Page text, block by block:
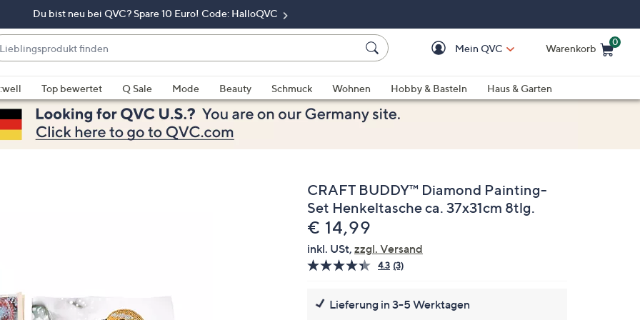
Du bist neu bei QVC? Spare 10 Euro! Code: HalloQVC
Mein QVC Warenkorb
0
Top bewertet Q Sale Mode Beauty Schmuck Wohnen Hobby & Basteln
Haus & Garten
CRAFT BUDDY™ Diamond Painting-
Set Henkeltasche ca. 37x31cm 8tlg.
Gelöscht
€ 14,99
inkl. USt, zzgl. Versand
4.3 3
Link
(3)
Lieferung in 3-5 Werktagen